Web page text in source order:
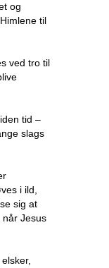
og
til
ved tro til
tid –
slags
i ild,
sig at
Jesus